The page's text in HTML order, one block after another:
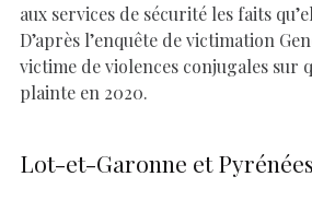
aux services de sécurité les faits
D’après l’enquête de victimation
victime de violences conjugales sur
plainte en 2020.
Lot-et-Garonne et